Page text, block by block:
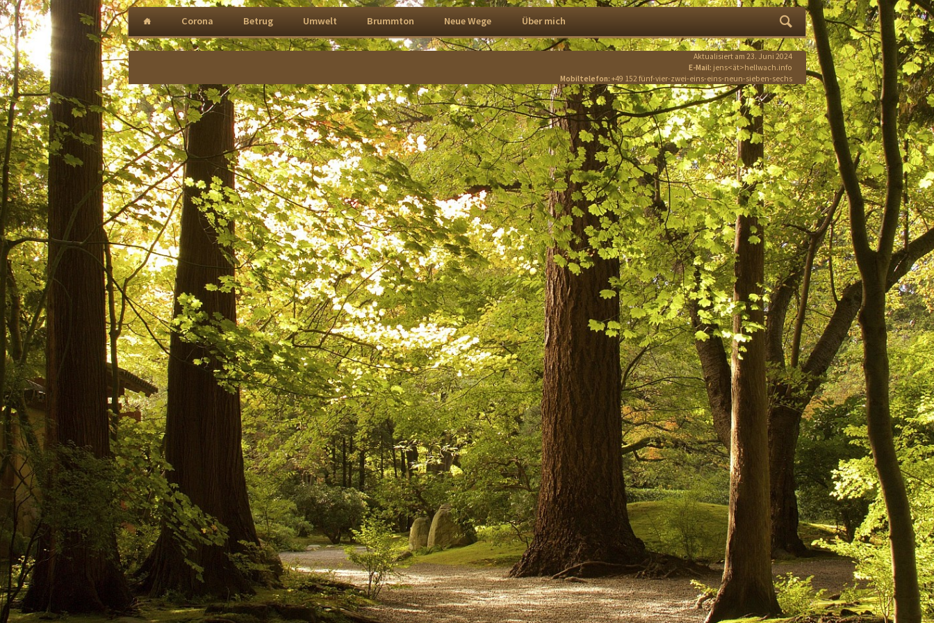
Navigation
überspringen
Corona Betrug Umwelt Brummton Neue Wege Über mich
Aktualisiert am 23. Juni 2024
E-Mail: jens<ät>hellwach.info
Mobiltelefon: +49 152 fünf-vier-zwei-eins-eins-neun-sieben-sechs